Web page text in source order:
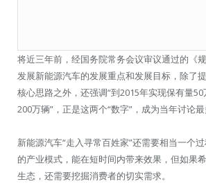
将近三年前，经国务院常务会议审议通过的《
发展新能源汽车的发展重点和发展目标，除了
核心思路之外，还强调“到2015年实现保有量
200万辆”，正是这两个“数字”，成为当年讨论最
新能源汽车“走入寻常百姓家”还需要相当一个
的产业模式，能在短时间内带来效果，但如果
生态，还需要挖掘消费者的切实需求。